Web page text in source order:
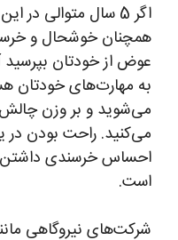
اگر 5 سال متوالی
همچنان خوشحال و
عوض از خودتان بپرسید
به مهارت‌های خودتان
می‌شوید و بر وزن
می‌کنید. راحت بودن
احساس خرسندی
است.